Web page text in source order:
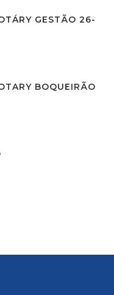
GESTÃO 26-
BOQUEIRÃO